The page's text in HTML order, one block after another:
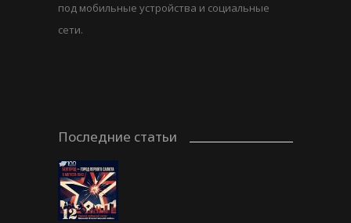
под мобильные устройства и социальные
сети.
Последние статьи